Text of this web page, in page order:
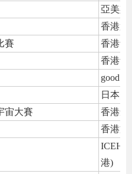
亞美斯
香港第
賽
香港青
香港青
good
日本
宙大賽
香港創
香港文
ICEHK
港)